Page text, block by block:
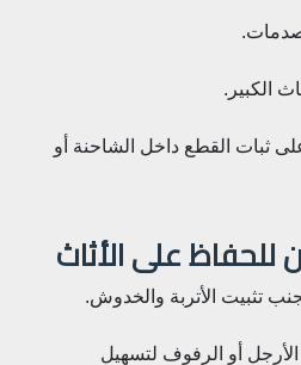
الكبير.
ثبات القطع داخل الشاحنة أو
على الأثاث
تثبيت الأتربة والخدوش.
الأرجل أو الرفوف لتسهيل